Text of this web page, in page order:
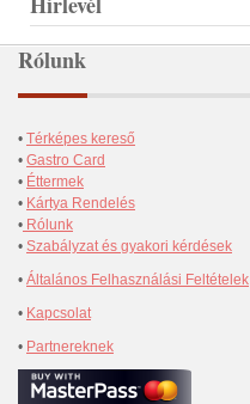
Rólunk
• Térképes kereső
• Gastro Card
• Éttermek
• Kártya Rendelés
• Rólunk
• Szabályzat és gyakori kérdések
• Általános Felhasználási Feltételek
• Kapcsolat
• Partnereknek